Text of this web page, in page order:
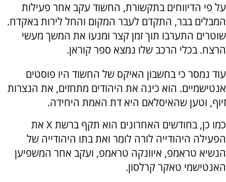
על פי הדיווחים בתקשורת, החשוד עקב אחר פעילות
המבלים בבר, התקדם לעבר המקום והחל לירות באקדח.
שוטרים התערבו תוך זמן קצר ומנעו את המשך מעשי
הרצח. בכלי הרכב שלו נמצא ספר קוראן.
עוד נמסר כי בחשבון האיקס של החשוד היו פוסטים
אנטישמיים. הוא כינה את היהודים מתחזים, את הנצרות
זיוף, וטען שהאיסלאם היא דת האמת היחידה.
כמו כן, בחודשים האחרונים הוא תקף ברשת X את
הפעילה היהודייה לורה לומֵר ואת בתו היהודייה של
הנשיא טראמפ, איוונקה טראמפ, ועקב אחר המשפיען
האנטישמי טאקר קרלסון.